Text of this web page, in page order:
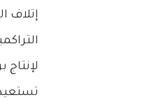
إتلاف
لإنتاج